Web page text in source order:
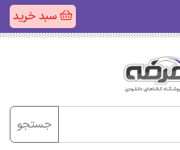
سبد خرید
جستجو